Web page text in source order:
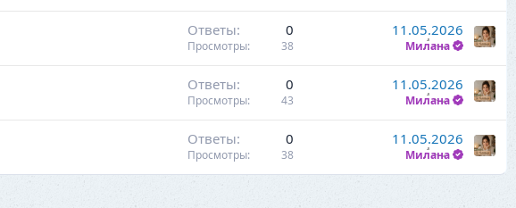
Ответы 0
Просмотры 38
11.05.2026
Милана
Ответы 0
Просмотры 43
11.05.2026
Милана
Ответы 0
Просмотры 38
11.05.2026
Милана